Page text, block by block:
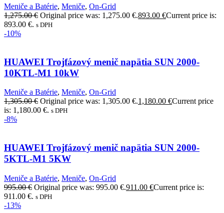
Meniče a Batérie, Meniče, On-Grid
1,275.00€ Original price was: 1,275.00 €.893.00 €Current price is:
893.00 €. s DPH
-10%
HUAWEI Trojfázový menič napätia SUN 2000-
10KTL-M1 10kW
Meniče a Batérie, Meniče, On-Grid
1,305.00€ Original price was: 1,305.00 €.1,180.00 €Current price
is: 1,180.00 €. s DPH
-8%
HUAWEI Trojfázový menič napätia SUN 2000-
5KTL-M1 5KW
Meniče a Batérie, Meniče, On-Grid
995.00€ Original price was: 995.00 €.911.00 €Current price is:
911.00 €. s DPH
-13%